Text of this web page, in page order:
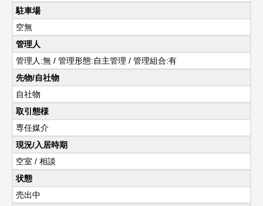
駐車場
空無
管理人
管理人:無 / 管理形態:自主管理 / 管理組合:有
先物/自社物
自社物
取引態様
専任媒介
現況/入居時期
空室 / 相談
状態
売出中